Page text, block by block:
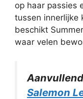
op haar passies
tussen innerlijke
beschikt
waar velen
Salemon